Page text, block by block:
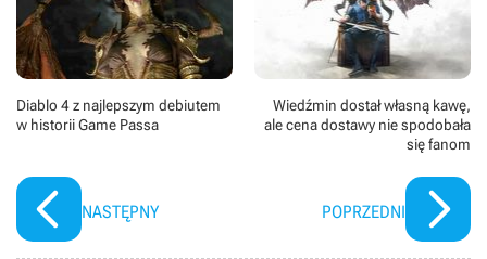
Diablo 4 z najlepszym debiutem
w historii Game Passa
NASTĘPNY
Wiedźmin dostał własną kawę,
ale cena dostawy nie spodobała
się fanom
POPRZEDNI